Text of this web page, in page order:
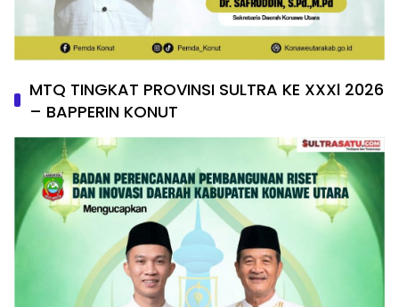
MTQ TINGKAT PROVINSI SULTRA KE XXXl 2026
– BAPPERIN KONUT